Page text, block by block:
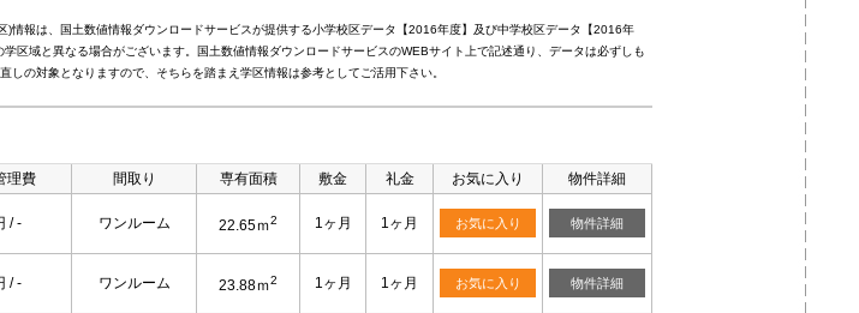
)情報は、国土数値情報ダウンロードサービスが提供する小学校区データ【2016年度】及び中学校区データ【2016年
区域と異なる場合がございます。国土数値情報ダウンロードサービスのWEBサイト上で記述通り、データは必ずしも
しの対象となりますので、そちらを踏まえ学区情報は参考としてご活用下さい。
理費 間取り 専有面積 敷金 礼金 お気に入り 物件詳細
/ - ワンルーム 22.65ｍ2 1ヶ月 1ヶ月 お気に入り 物件詳細
/ - ワンルーム 23.88ｍ2 1ヶ月 1ヶ月 お気に入り 物件詳細